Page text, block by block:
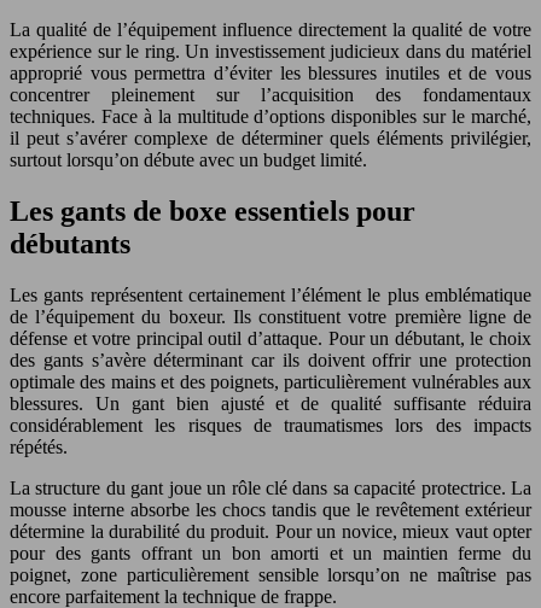
La qualité de l’équipement influence directement la qualité de votre
expérience sur le ring. Un investissement judicieux dans du matériel
approprié vous permettra d’éviter les blessures inutiles et de vous
concentrer pleinement sur l’acquisition des fondamentaux
techniques. Face à la multitude d’options disponibles sur le marché,
il peut s’avérer complexe de déterminer quels éléments privilégier,
surtout lorsqu’on débute avec un budget limité.
Les gants de boxe essentiels pour
débutants
Les gants représentent certainement l’élément le plus emblématique
de l’équipement du boxeur. Ils constituent votre première ligne de
défense et votre principal outil d’attaque. Pour un débutant, le choix
des gants s’avère déterminant car ils doivent offrir une protection
optimale des mains et des poignets, particulièrement vulnérables aux
blessures. Un gant bien ajusté et de qualité suffisante réduira
considérablement les risques de traumatismes lors des impacts
répétés.
La structure du gant joue un rôle clé dans sa capacité protectrice. La
mousse interne absorbe les chocs tandis que le revêtement extérieur
détermine la durabilité du produit. Pour un novice, mieux vaut opter
pour des gants offrant un bon amorti et un maintien ferme du
poignet, zone particulièrement sensible lorsqu’on ne maîtrise pas
encore parfaitement la technique de frappe.